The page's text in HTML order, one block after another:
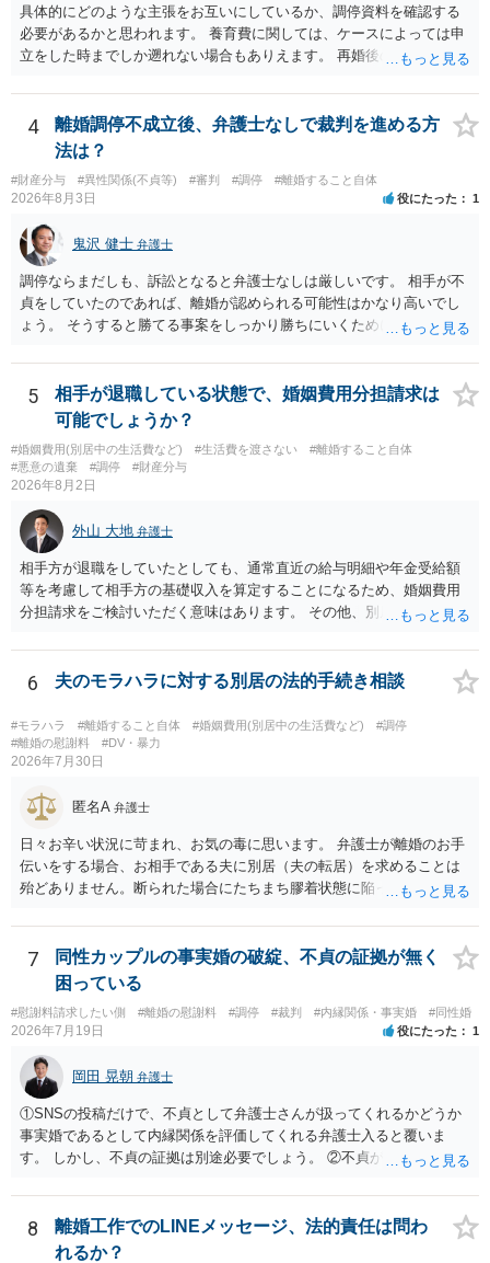
具体的にどのような主張をお互いにしているか、調停資料を確認する
必要があるかと思われます。 養育費に関しては、ケースによっては申
立をした時までしか遡れない場合もありえます。 再婚後の相手方の行
養育費に関するやりとり等があればそちらについても確認する必要が
あるでしょう。 公開相談の場での回答よりも個別に弁護士にご相談さ
れることをお勧めいたします。
4
離婚調停不成立後、弁護士なしで裁判を進める方
法は？
#財産分与 #異性関係(不貞等) #審判 #調停 #離婚すること自体
2026年8月3日 役にたった 1
鬼沢 健士 弁護士
調停ならまだしも、訴訟となると弁護士なしは厳しいです。 相手が不
貞をしていたのであれば、離婚が認められる可能性はかなり高いでし
ょう。 そうすると勝てる事案をしっかり勝ちにいくためにも弁護士委
5
相手が退職している状態で、婚姻費用分担請求は
可能でしょうか？
#婚姻費用(別居中の生活費など) #生活費を渡さない
#離婚すること自体
#悪意の遺棄
#調停 #財産分与
2026年8月2日
外山 大地 弁護士
相手方が退職をしていたとしても、通常直近の給与明細や年金受給額
等を考慮して相手方の基礎収入を算定することになるため、婚姻費用
分担請求をご検討いただく意味はあります。 その他、別居の経緯、質
て、ご検討いただくのが良いかと思います。
6 夫のモラハラに対する別居の法的手続き相談
#モラハラ #離婚すること自体 #婚姻費用(別居中の生活費など)
#調停
#離婚の慰謝料
#DV・暴力
2026年7月30日
匿名A 弁護士
日々お辛い状況に苛まれ、お気の毒に思います。 弁護士が離婚のお手
伝いをする場合、お相手である夫に別居（夫の転居）を求めることは
殆どありません。断られた場合にたちまち膠着状態に陥ってしまうの
高いためです。 実務的には、ご相談者さまが転居する形で離婚協議等
を進める選択を採らざるを得ないことが圧倒的多数です。
7
同性カップルの事実婚の破綻、不貞の証拠が無く
困っている
#慰謝料請求したい側 #離婚の慰謝料 #調停 #裁判 #内縁関係・事実婚 #同性婚
2026年7月19日 役にたった 1
岡田 晃朝 弁護士
①SNSの投稿だけで、不貞として弁護士さんが扱ってくれるかどうか
事実婚であるとして内縁関係を評価してくれる弁護士入ると覆いま
す。 しかし、不貞の証拠は別途必要でしょう。 ②不貞が認められない
消にあたるかどうか そこは協議の余地はあるかもしれませんが、離婚
の場合も相互に帰責性が無ければ（立証できなければ）、慰謝料など
は無いので、意味があるかでしょうね。
8
離婚工作でのLINEメッセージ、法的責任は問わ
れるか？